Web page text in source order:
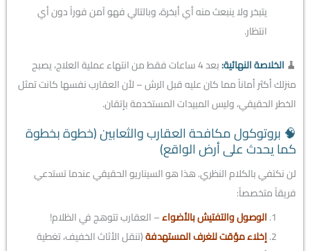
يتبخر ولا ينبعث منه أي أبخرة، وبالتالي فهو آمن فوراً دون أي
انتظار.
🧹 الخلاصة النهائية:
بعد 4 ساعات فقط من انتهاء عملية العلاج، يصبح
منزلك أكثر أماناً مما كان عليه قبل الرش – لأن العقارب نفسها كانت تمثل
الخطر الحقيقي، وليس المبيدات المستخدمة بإتقان.
🧠 بروتوكول مكافحة العقارب والثعابين (خطوة بخطوة
كما يحدث على أرض الواقع)
لن نكتفي بالكلام النظري. هذا هو السيناريو الحقيقي عندما تستدعي
فريقاً متخصصاً:
الوصول والتفتيش بالأضواء– العقارب تتوهج في الظلام!
إخلاء مؤقت للغرف المستهدفة(تنقل الأثاث الخفيف، تغطية